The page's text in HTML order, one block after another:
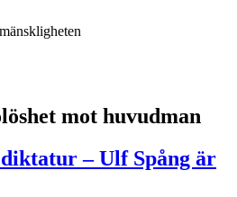
mot huvudman
– Ulf Spång är